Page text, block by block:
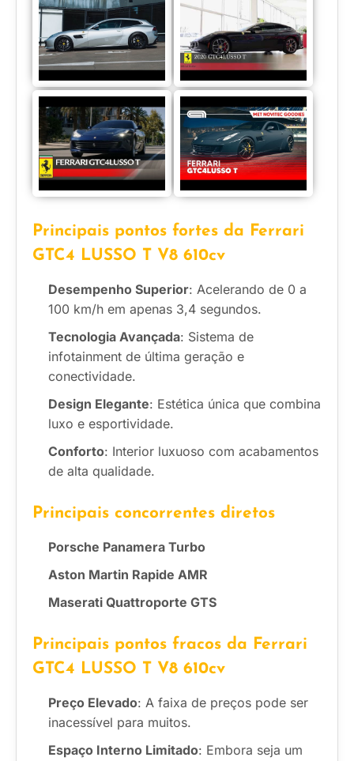
Principais pontos fortes da Ferrari
GTC4 LUSSO T V8 610cv
Desempenho Superior: Acelerando de 0 a
100 km/h em apenas 3,4 segundos.
Tecnologia Avançada: Sistema de
infotainment de última geração e
conectividade.
Design Elegante: Estética única que combina
luxo e esportividade.
Conforto: Interior luxuoso com acabamentos
de alta qualidade.
Principais concorrentes diretos
Porsche Panamera Turbo
Aston Martin Rapide AMR
Maserati Quattroporte GTS
Principais pontos fracos da Ferrari
GTC4 LUSSO T V8 610cv
Preço Elevado: A faixa de preços pode ser
inacessível para muitos.
Espaço Interno Limitado: Embora seja um